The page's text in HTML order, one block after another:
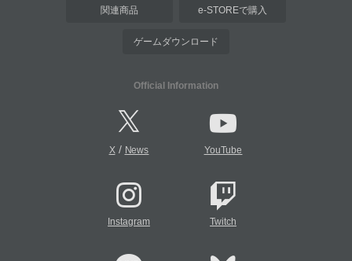
関連商品 e-STOREで購入
ゲームダウンロード
Official Information
X/ News YouTube
Instagram Twitch